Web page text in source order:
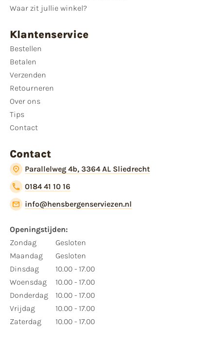
Waar zit jullie winkel?
Klantenservice
Bestellen
Betalen
Verzenden
Retourneren
Over ons
Tips
Contact
Contact
Parallelweg 4b, 3364 AL Sliedrecht
0184 41 10 16
info@hensbergenserviezen.nl
Openingstijden:
Zondag
Maandag
Dinsdag
Woensdag
Donderdag
Vrijdag
Zaterdag
Gesloten
Gesloten
10.00 - 17.00
10.00 - 17.00
10.00 - 17.00
10.00 - 17.00
10.00 - 17.00